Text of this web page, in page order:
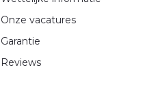
Onze vacatures
Garantie
Reviews